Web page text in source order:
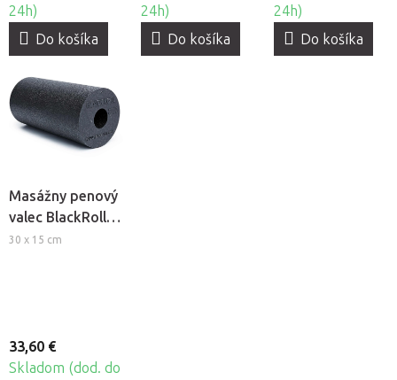
24h)
Do košíka
24h)
Do košíka
24h)
Do košíka
Masážny penový
valec BlackRoll®
Standard
30 x 15 cm
33,60 €
Skladom (dod. do